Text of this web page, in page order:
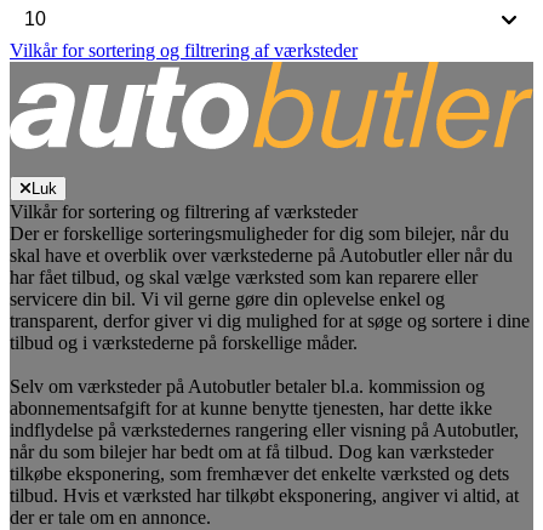
Vilkår for sortering og filtrering af værksteder
Luk
Vilkår for sortering og filtrering af værksteder
Der er forskellige sorteringsmuligheder for dig som bilejer, når du
skal have et overblik over værkstederne på Autobutler eller når du
har fået tilbud, og skal vælge værksted som kan reparere eller
servicere din bil. Vi vil gerne gøre din oplevelse enkel og
transparent, derfor giver vi dig mulighed for at søge og sortere i dine
tilbud og i værkstederne på forskellige måder.
Selv om værksteder på Autobutler betaler bl.a. kommission og
abonnementsafgift for at kunne benytte tjenesten, har dette ikke
indflydelse på værkstedernes rangering eller visning på Autobutler,
når du som bilejer har bedt om at få tilbud. Dog kan værksteder
tilkøbe eksponering, som fremhæver det enkelte værksted og dets
tilbud. Hvis et værksted har tilkøbt eksponering, angiver vi altid, at
der er tale om en annonce.